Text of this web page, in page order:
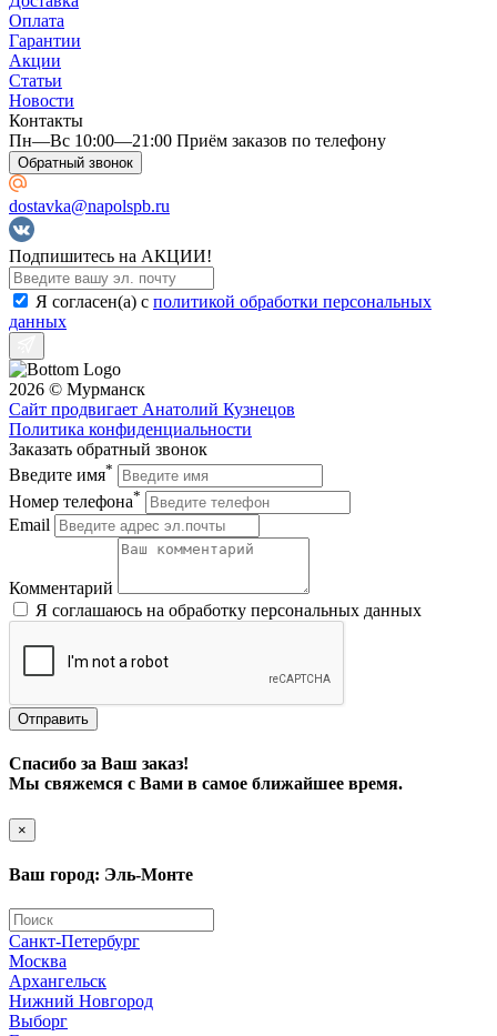
Оплата
Гарантии
Акции
Статьи
Новости
Контакты
Пн—Вс 10:00—21:00 Приём заказов по телефону
Обратный звонок
dostavka@napolspb.ru
Подпишитесь на АКЦИИ!
Я согласен(a) с политикой обработки персональных
данных
2026 © Мурманск
Сайт продвигает Анатолий Кузнецов
Политика конфиденциальности
Заказать обратный звонок
Введите имя*
Номер телефона*
Email
Комментарий
Я соглашаюсь на обработку персональных данных
Отправить
Спасибо за Ваш заказ!
Мы свяжемся с Вами в самое ближайшее время.
×
Ваш город: Эль-Монте
Санкт-Петербург
Москва
Архангельск
Нижний Новгород
Выборг